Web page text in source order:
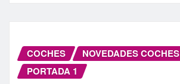
COCHES
NOVEDADES COCHES
PORTADA 1